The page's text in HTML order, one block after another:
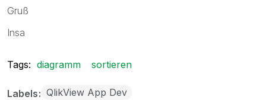
Gruß
Insa
Tags: diagramm sortieren
Labels QlikView App Dev